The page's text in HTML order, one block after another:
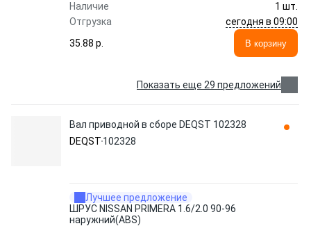
Наличие
1 шт.
Отгрузка
сегодня в 09:00
35.88 p.
В корзину
Показать еще 29 предложений
Вал приводной в сборе DEQST 102328
DEQST 102328
Лучшее предложение
ШРУС NISSAN PRIMERA 1.6/2.0 90-96
наружний(ABS)